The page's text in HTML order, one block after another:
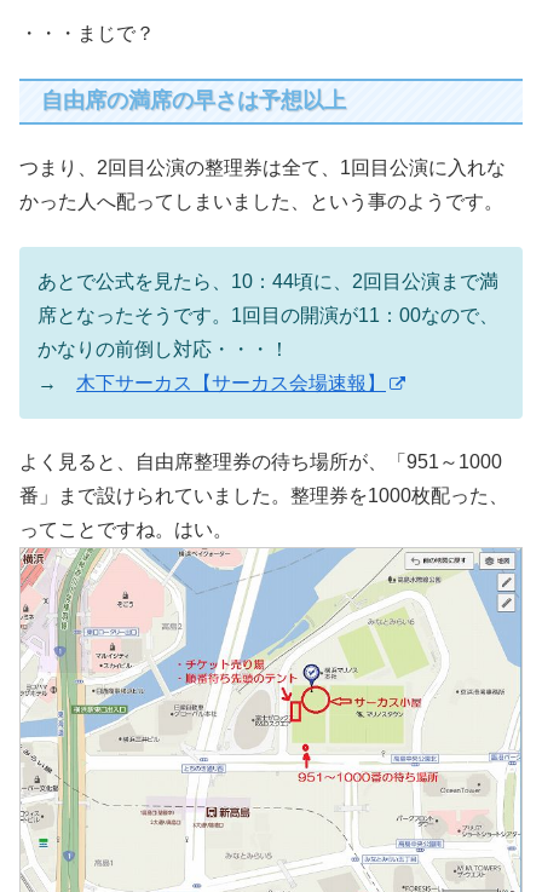
・・・まじで？
自由席の満席の早さは予想以上
つまり、2回目公演の整理券は全て、1回目公演に入れな
かった人へ配ってしまいました、という事のようです。
あとで公式を見たら、10：44頃に、2回目公演まで満
席となったそうです。1回目の開演が11：00なので、
かなりの前倒し対応・・・！
→ 木下サーカス【サーカス会場速報】
よく見ると、自由席整理券の待ち場所が、「951～1000
番」まで設けられていました。整理券を1000枚配った、
ってことですね。はい。